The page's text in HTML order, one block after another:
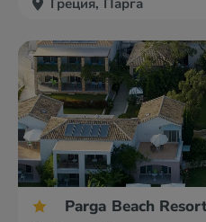
Греция, Парга
Parga Beach